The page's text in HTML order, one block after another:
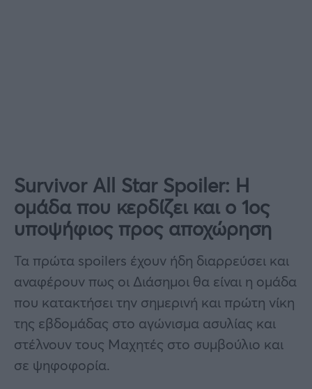
Survivor All Star Spoiler: Η
ομάδα που κερδίζει και ο 1ος
υποψήφιος προς αποχώρηση
Τα πρώτα spoilers έχουν ήδη διαρρεύσει και
αναφέρουν πως οι Διάσημοι θα είναι η ομάδα
που κατακτήσει την σημερινή και πρώτη νίκη
της εβδομάδας στο αγώνισμα ασυλίας και
στέλνουν τους Μαχητές στο συμβούλιο και
σε ψηφοφορία.